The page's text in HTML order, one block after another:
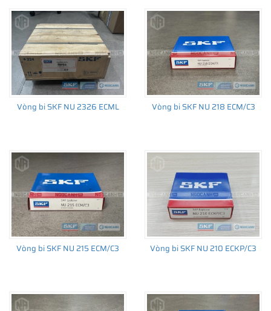
Vòng bi SKF NU 2326 ECML Vòng bi SKF NU 218 ECM/C3
Vòng bi SKF NU 215 ECM/C3 Vòng bi SKF NU 210 ECKP/C3